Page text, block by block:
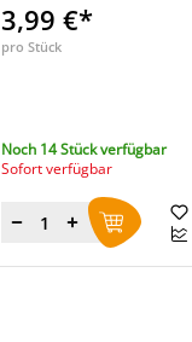
3,99 €*
pro Stück
Noch 14 Stück verfügbar
Sofort verfügbar
Menge